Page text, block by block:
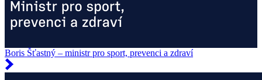
Boris Šťastný – ministr pro sport, prevenci a zdraví